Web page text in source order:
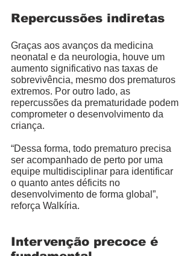
Repercussões indiretas
Graças aos avanços da medicina
neonatal e da neurologia, houve um
aumento significativo nas taxas de
sobrevivência, mesmo dos prematuros
extremos. Por outro lado, as
repercussões da prematuridade podem
comprometer o desenvolvimento da
criança.
“Dessa forma, todo prematuro precisa
ser acompanhado de perto por uma
equipe multidisciplinar para identificar
o quanto antes déficits no
desenvolvimento de forma global”,
reforça Walkíria.
Intervenção precoce é